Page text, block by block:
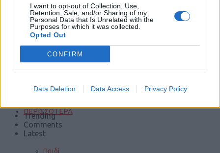
I want to opt-out of Collection, Use,
Retention, Sale, and/or Sharing of my
Personal Data that Is Unrelated with the
Purposes for which it was collected.
Opted Out
CONFIRM
Data Deletion Data Access Privacy Policy
Σεισμοί
Αποστάσεις
ΠΕΡΙΣΣΟΤΕΡΑ
Παιδί
Trending
Comments
Latest